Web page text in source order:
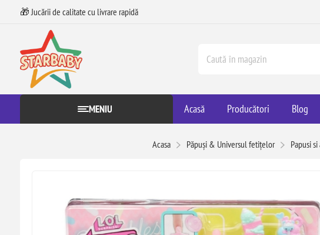
🎁 Jucării de calitate cu livrare rapidă
MENIU Acasă Producători Blog
Acasa Păpuși & Universul fetițelor Papusi